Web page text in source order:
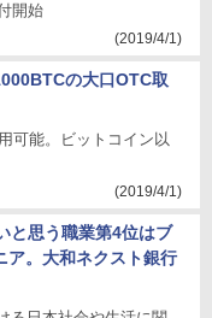
開始
(2019/4/1)
の大口OTC取
可能。ビットコイン以
(2019/4/1)
と思う職業第4位はブ
ア。大和ネクスト銀行